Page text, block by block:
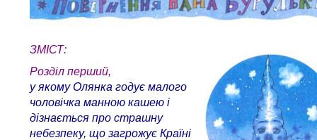
ЗМІСТ:
Розділ перший,
у якому Олянка годує малого
чоловічка манною кашею і
дізнається про страшну
небезпеку, що загрожує Країні